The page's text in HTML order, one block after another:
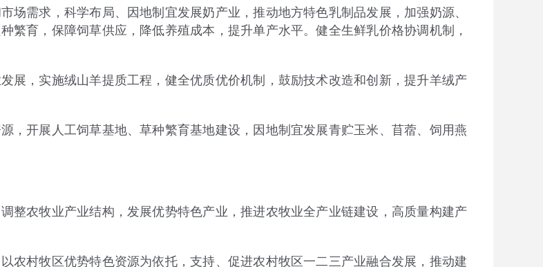
需求，科学布局、因地制宜发展奶产业，推动地方特色乳制品发展，加强奶源、
繁育，保障饲草供应，降低养殖成本，提升单产水平。健全生鲜乳价格协调机制，
，实施绒山羊提质工程，健全优质优价机制，鼓励技术改造和创新，提升羊绒产
开展人工饲草基地、草种繁育基地建设，因地制宜发展青贮玉米、苜蓿、饲用燕
农牧业产业结构，发展优势特色产业，推进农牧业全产业链建设，高质量构建产
村牧区优势特色资源为依托，支持、促进农村牧区一二三产业融合发展，推动建